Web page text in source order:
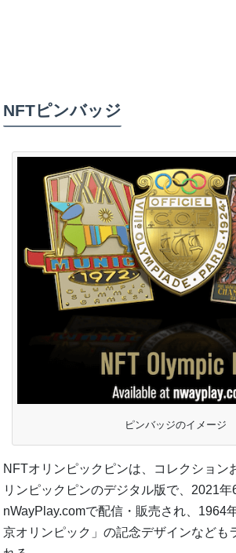
NFTピンバッジ
ピンバッジのイメージ
NFTオリンピックピンは、コレクション
リンピックピンのデジタル版で、2021年
nWayPlay.comで配信・販売され、1964
京オリンピック」の記念デザインなども